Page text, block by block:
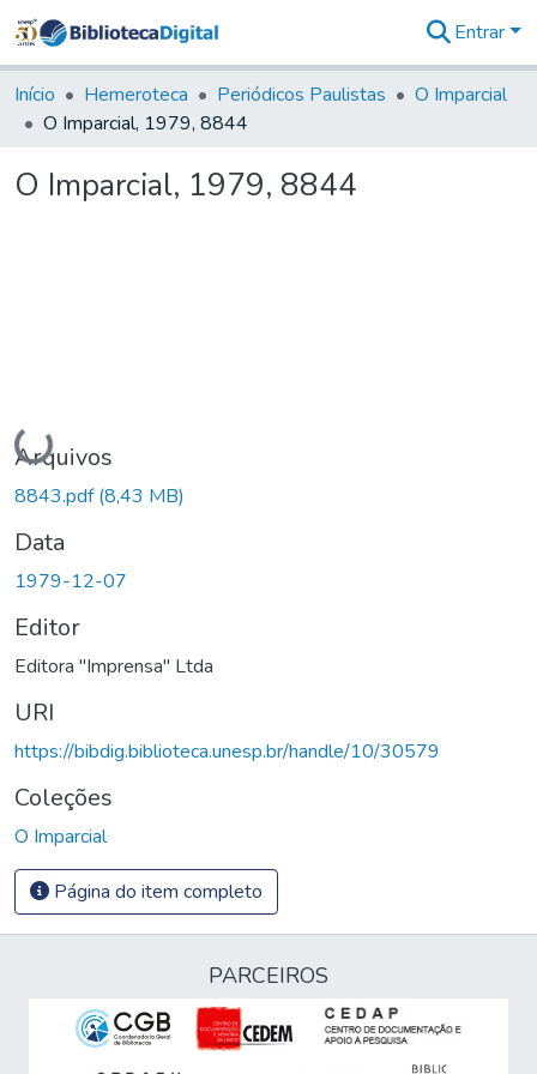
&
Coleções
Tudo na
Digital
Entrar
Início Hemeroteca Periódicos Paulistas
O Imparcial
O Imparcial, 1979, 8844
O Imparcial, 1979, 8844
Carregando...
Arquivos
8843.pdf(8,43 MB)
Data
1979-12-07
Editor
Editora "Imprensa" Ltda
URI
https://bibdig.biblioteca.unesp.br/handle/10/30579
Coleções
O Imparcial
Página do item completo
PARCEIROS